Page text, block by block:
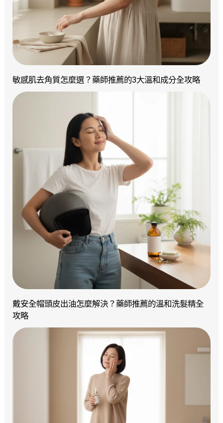
敏感肌去角質怎麼選？藥師推薦的3大溫和成分全攻略
戴安全帽頭皮出油怎麼解決？藥師推薦的溫和洗髮精全
攻略